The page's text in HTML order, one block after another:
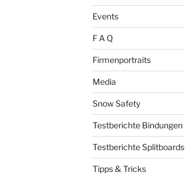
Events
F A Q
Firmenportraits
Media
Snow Safety
Testberichte Bindungen
Testberichte Splitboards
Tipps & Tricks